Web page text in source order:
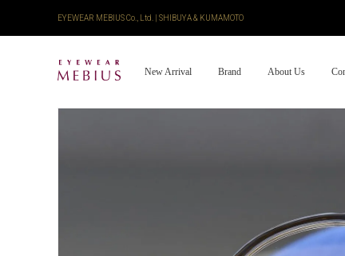
EYEWEAR MEBIUS Co., Ltd. | SHIBUYA & KUMAMOTO
New Arrival Brand About Us